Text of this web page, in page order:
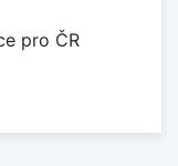
pro ČR